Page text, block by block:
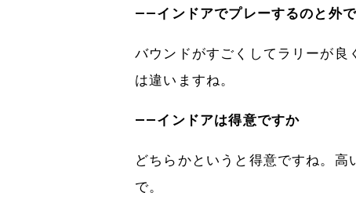
――インドアでプレーするのと外
バウンドがすごくしてラリーが良
は違いますね。
――インドアは得意ですか
どちらかというと得意ですね。
で。